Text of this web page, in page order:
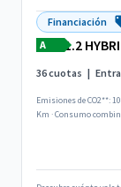
Financiación
A
1.2
36 cuotas |
Emisiones de CO2**:
Km ·Consumo